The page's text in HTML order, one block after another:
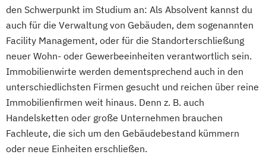
Informatik - Angewandte Informatik
Informatik - Cyber Security
Informatik - Informatik mit Ausrichtung
Informatik - Informationstechnik
Integrated Engineering - Projekt
Engineering
Integrated Engineering - Service
Engineering
den Schwerpunkt im Studium an: Als Absolvent kannst du
auch für die Verwaltung von Gebäuden, dem sogenannten
Facility Management, oder für die Standorterschließung
neuer Wohn- oder Gewerbeeinheiten verantwortlich sein.
Immobilienwirte werden dementsprechend auch in den
unterschiedlichsten Firmen gesucht und reichen über reine
Immobilienfirmen weit hinaus. Denn z. B. auch
Handelsketten oder große Unternehmen brauchen
Fachleute, die sich um den Gebäudebestand kümmern
oder neue Einheiten erschließen.